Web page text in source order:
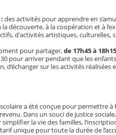
des activités pour apprendre en
découverte, à la coopération et à
d'activités artistiques, culturelles,
pour partager,de 17h45 à 18h15
pour arriver pendant que les
d’échanger sur les activités
a été conçue pour permettre à
Dans un souci de justice
la vie des familles,
unique pour toute la durée de